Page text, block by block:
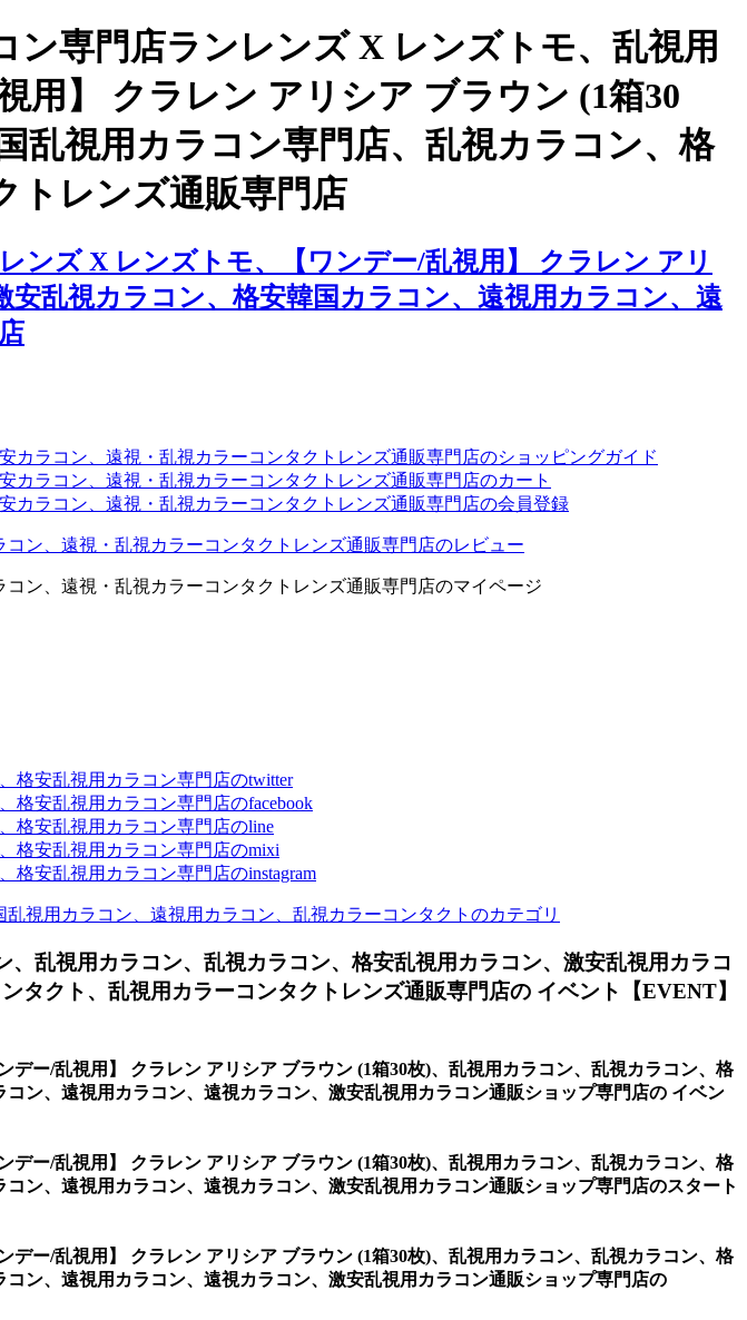
専門店ランレンズ X レンズトモ、乱視用
用】 クラレン アリシア ブラウン (1箱30
乱視用カラコン専門店、乱視カラコン、格
トレンズ通販専門店
ンズ X レンズトモ、【ワンデー/乱視用】 クラレン アリ
乱視カラコン、格安韓国カラコン、遠視用カラコン、遠
ラコン、遠視・乱視カラーコンタクトレンズ通販専門店のショッピングガイド
ラコン、遠視・乱視カラーコンタクトレンズ通販専門店のカート
カラコン、遠視・乱視カラーコンタクトレンズ通販専門店の会員登録
ン、遠視・乱視カラーコンタクトレンズ通販専門店のレビュー
ン、遠視・乱視カラーコンタクトレンズ通販専門店のマイページ
格安乱視用カラコン専門店のtwitter
格安乱視用カラコン専門店のfacebook
格安乱視用カラコン専門店のline
格安乱視用カラコン専門店のmixi
安乱視用カラコン専門店のinstagram
視用カラコン、遠視用カラコン、乱視カラーコンタクトのカテゴリ
乱視用カラコン、乱視カラコン、格安乱視用カラコン、激安乱視用カラコ
クト、乱視用カラーコンタクトレンズ通販専門店の イベント【EVENT】
ンデー/乱視用】 クラレン アリシア ブラウン (1箱30枚)、乱視用カラコン、乱視カラコン、格
ン、遠視用カラコン、遠視カラコン、激安乱視用カラコン通販ショップ専門店の イベン
ンデー/乱視用】 クラレン アリシア ブラウン (1箱30枚)、乱視用カラコン、乱視カラコン、格
ン、遠視用カラコン、遠視カラコン、激安乱視用カラコン通販ショップ専門店のスタート
ンデー/乱視用】 クラレン アリシア ブラウン (1箱30枚)、乱視用カラコン、乱視カラコン、格
ン、遠視用カラコン、遠視カラコン、激安乱視用カラコン通販ショップ専門店の